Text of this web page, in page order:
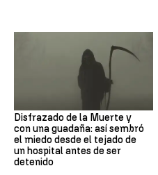
Disfrazado de la Muerte y
con una guadaña: así sembró
el miedo desde el tejado de
un hospital antes de ser
detenido